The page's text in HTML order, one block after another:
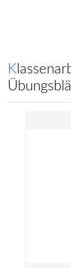
Klassenarbeiten und